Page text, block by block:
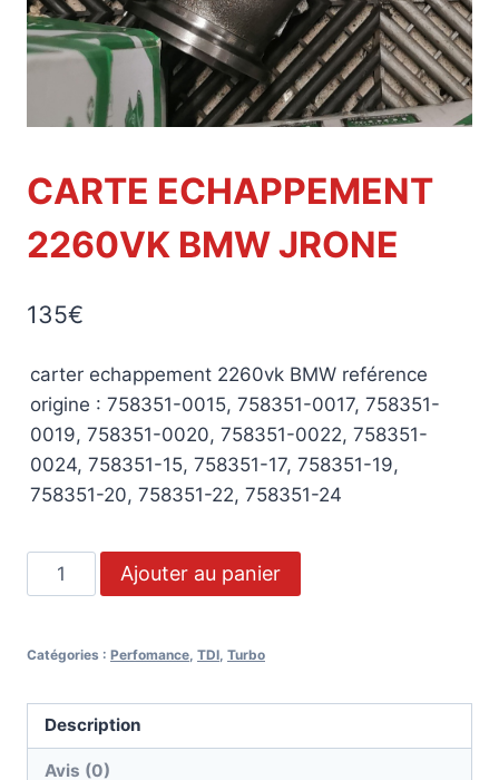
CARTE ECHAPPEMENT
2260VK BMW JRONE
135€
carter echappement 2260vk BMW reférence
origine : 758351-0015, 758351-0017, 758351-
0019, 758351-0020, 758351-0022, 758351-
0024, 758351-15, 758351-17, 758351-19,
758351-20, 758351-22, 758351-24
Ajouter au panier
Catégories : Perfomance TDI Turbo
Description
Avis (0)